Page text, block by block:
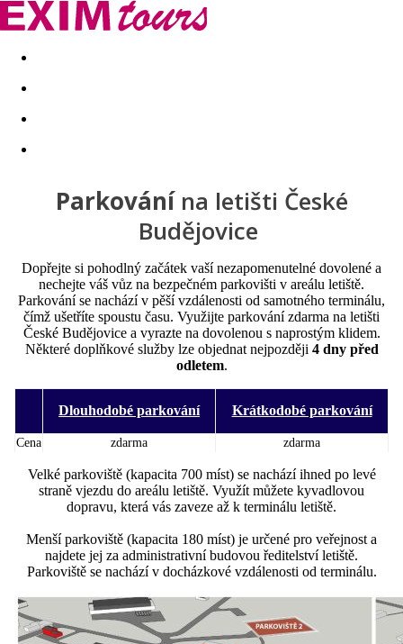
Akční nabídky Last minute
Parkovánína letišti České
Budějovice
Dopřejte si pohodlný začátek vaší nezapomenutelné dovolené a
nechejte váš vůz na bezpečném parkovišti v areálu letiště.
Parkování se nachází v pěší vzdálenosti od samotného terminálu,
čímž ušetříte spoustu času. Využijte parkování zdarma na letišti
České Budějovice a vyrazte na dovolenou s naprostým klidem.
Některé doplňkové služby lze objednat nejpozději 4 dny před
odletem.
Dlouhodobé parkování Krátkodobé parkování
Cena zdarma zdarma
Velké parkoviště (kapacita 700 míst) se nachází ihned po levé
straně vjezdu do areálu letiště. Využít můžete kyvadlovou
dopravu, která vás zaveze až k terminálu letiště.
Menší parkoviště (kapacita 180 míst) je určené pro veřejnost a
najdete jej za administrativní budovou ředitelství letiště.
Parkoviště se nachází v docházkové vzdálenosti od terminálu.